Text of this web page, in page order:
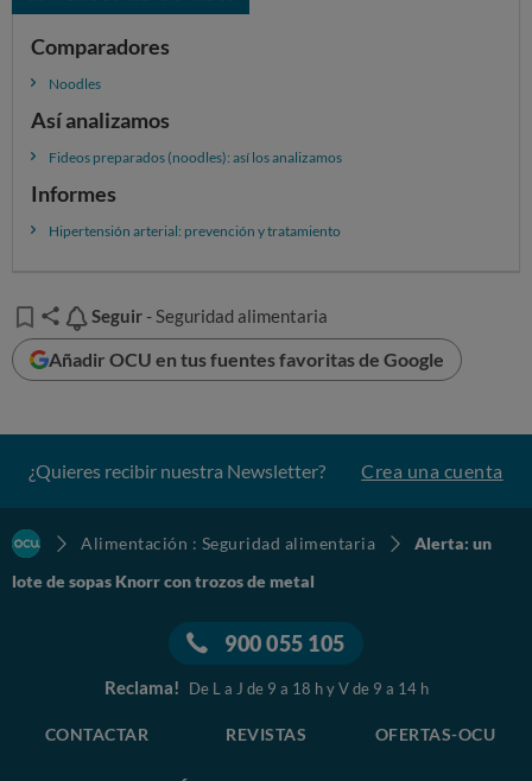
Comparadores
Noodles
Así analizamos
Fideos preparados (noodles): así los analizamos
Informes
Hipertensión arterial: prevención y tratamiento
Seguir
Seguir - Seguridad alimentaria
Añadir OCU en tus fuentes favoritas de Google
¿Quieres recibir nuestra Newsletter? Crea una cuenta
Alimentación : Seguridad alimentaria
Alerta: un
lote de sopas Knorr con trozos de metal
900 055 105
Reclama! De L a J de 9 a 18 h y V de 9 a 14 h
CONTACTAR REVISTAS OFERTAS-OCU